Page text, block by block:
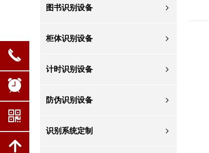
ꁇ
图书识别设备
ꁇ
柜体识别设备
ꁇ
计时识别设备
ꁇ
防伪识别设备
ꁇ
识别系统定制
끅
뀥
낃
녕